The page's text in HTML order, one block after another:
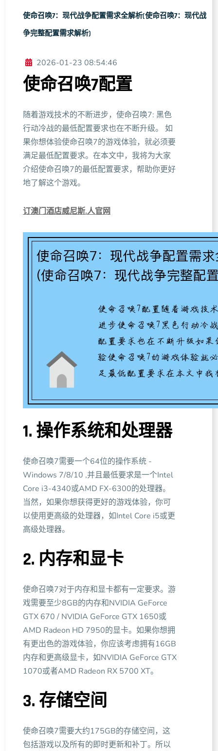
使命召唤7：现代战争配置需求全解析(使命召唤7：现代战
争完整配置需求解析)
2026-01-23 08:54:46
使命召唤7配置
随着游戏技术的不断进步，使命召唤7: 黑色
行动冷战的最低配置要求也在不断升级。 如
果你想体验使命召唤7的游戏体验，就必须要
满足最低配置要求。在本文中，我将为大家
介绍使命召唤7的最低配置要求，帮助你更好
地了解这个游戏。
订澳门酒店威尼斯.人官网
1. 操作系统和处理器
使命召唤7需要一个64位的操作系统 -
Windows 7/8/10 ,并且最低要求是一个Intel
Core i3-4340或AMD FX-6300的处理器。
当然，如果你想获得更好的游戏体验，你可
以使用更高级的处理器，如Intel Core i5或更
高级处理器。
2. 内存和显卡
使命召唤7对于内存和显卡都有一定要求。游
戏需要至少8GB的内存和NVIDIA GeForce
GTX 670 / NVIDIA GeForce GTX 1650或
AMD Radeon HD 7950的显卡。如果你想拥
有更出色的游戏体验，你应该考虑拥有16GB
内存和更高级显卡，如NVIDIA GeForce GTX
1070或者AMD Radeon RX 5700 XT。
3. 存储空间
使命召唤7需要大约175GB的存储空间，这
包括游戏以及所有的即时更新和补丁。所以